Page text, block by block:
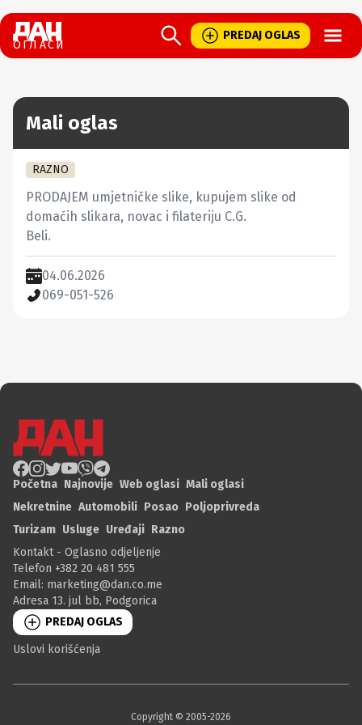
ОГЛАСИ
PREDAJ OGLAS
Mali oglas
RAZNO
PRODAJEM umjetničke slike, kupujem slike od
domaćih slikara, novac i filateriju C.G.
Beli.
04.06.2026
069-051-526
Početna Najnovije Web oglasi Mali oglasi
Nekretnine Automobili Posao Poljoprivreda
Turizam Usluge Uređaji Razno
Kontakt - Oglasno odjeljenje
Telefon +382 20 481 555
Email: marketing@dan.co.me
Adresa 13. jul bb, Podgorica
PREDAJ OGLAS
Uslovi korišćenja
Copyright © 2005-2026